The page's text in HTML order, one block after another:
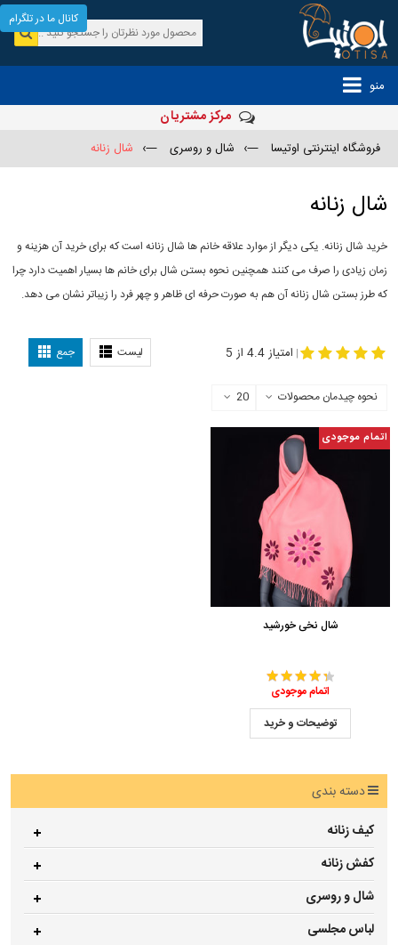
منو
مرکز مشتریان
فروشگاه اینترنتی اوتیسا —› شال و روسری —› شال زنانه
شال زنانه
خرید شال زنانه. یکی دیگر از موارد علاقه خانم ها شال زنانه است که برای خرید آن هزینه و
زمان زیادی را صرف می کنند همچنین نحوه بستن شال برای خانم ها بسیار اهمیت دارد چرا
که طرز بستن شال زنانه آن هم به صورت حرفه ای ظاهر و چهر فرد را زیباتر نشان می دهد.
لیست جمع | امتیاز 4.4 از 5
نحوه چیدمان محصولات 20
اتمام موجودی
شال نخی خورشید
اتمام موجودی
توضیحات و خرید
دسته بندی
کیف زنانه
کفش زنانه
شال و روسری
لباس مجلسی
کانال ما در تلگرام